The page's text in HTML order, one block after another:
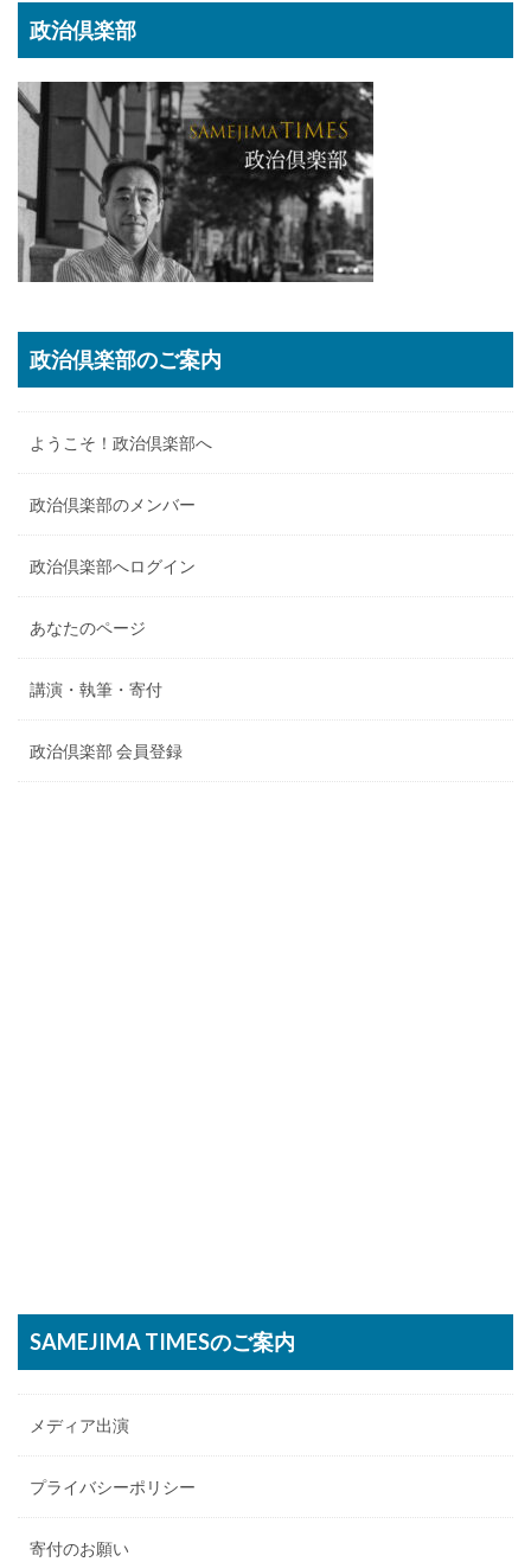
政治倶楽部
政治倶楽部のご案内
ようこそ！政治倶楽部へ
政治倶楽部のメンバー
政治倶楽部へログイン
あなたのページ
講演・執筆・寄付
政治倶楽部 会員登録
SAMEJIMA TIMESのご案内
メディア出演
プライバシーポリシー
寄付のお願い